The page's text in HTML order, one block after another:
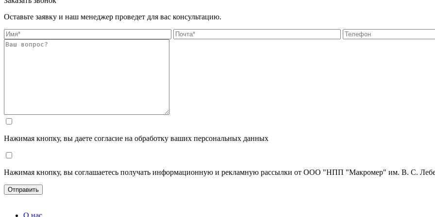
Оставьте заявку и наш менеджер проведет для вас консультацию.
Нажимая кнопку, вы даете согласие на обработку ваших персональных данных
Нажимая кнопку, вы соглашаетесь получать информационную и рекламную рассылки от ООО "НПП "Макромер" им. В. С.
О нас